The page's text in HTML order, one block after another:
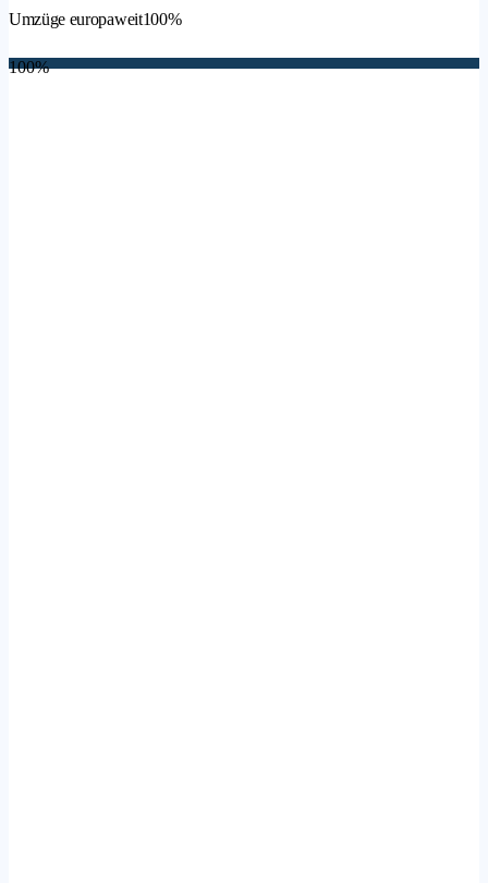
Umzüge europaweit100%
100%